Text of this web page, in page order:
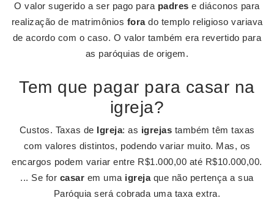
O valor sugerido a ser pago para padres e diáconos para
realização de matrimônios forado templo religioso variava
de acordo com o caso. O valor também era revertido para
as paróquias de origem.
Tem que pagar para casar na
igreja?
Custos. Taxas de Igreja: as igrejas também têm taxas
com valores distintos, podendo variar muito. Mas, os
encargos podem variar entre R$1.000,00 até R$10.000,00.
... Se for casar em uma igrejaque não pertença a sua
Paróquia será cobrada uma taxa extra.